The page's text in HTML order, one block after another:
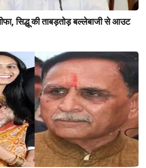
सिद्धू की ताबड़तोड़ बल्लेबाजी से आउट